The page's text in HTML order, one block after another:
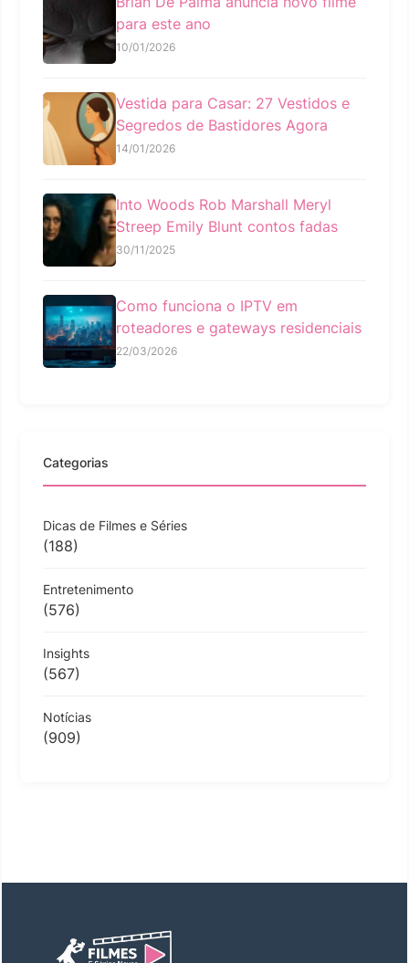
para este ano
10/01/2026
Vestida para Casar: 27 Vestidos e
Segredos de Bastidores Agora
14/01/2026
Into Woods Rob Marshall Meryl
Streep Emily Blunt contos fadas
30/11/2025
Como funciona o IPTV em
roteadores e gateways residenciais
22/03/2026
Categorias
Dicas de Filmes e Séries
(188)
Entretenimento
(576)
Insights
(567)
Notícias
(909)